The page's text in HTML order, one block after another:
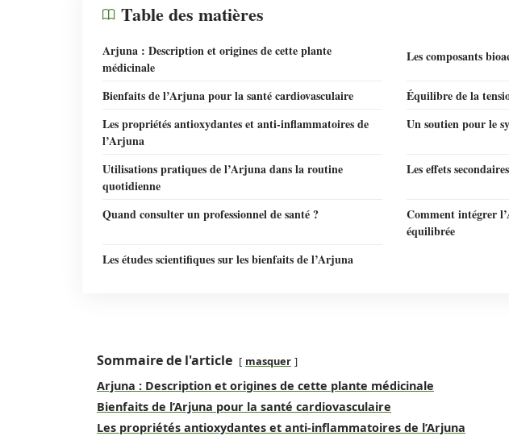
Table des matières
Arjuna : Description et origines de cette plante
médicinale
Les composants
Bienfaits de l’Arjuna pour la santé cardiovasculaire
Équilibre de la
Les propriétés antioxydantes et anti-inflammatoires de
l’Arjuna
Un soutien pour le
Utilisations pratiques de l’Arjuna dans la routine
quotidienne
Les effets
Quand consulter un professionnel de santé ?
Comment intégrer
équilibrée
Les études scientifiques sur les bienfaits de l’Arjuna
Sommaire de l'article masquer
Arjuna : Description et origines de cette plante médicinale
Bienfaits de l’Arjuna pour la santé cardiovasculaire
Les propriétés antioxydantes et anti-inflammatoires de l’Arjuna